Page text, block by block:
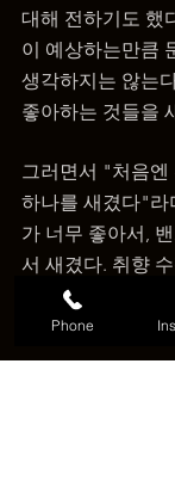
대해 전하기도 했
이 예상하는만큼
생각하지는 않는
좋아하는 것들을
그러면서 "처음엔
하나를 새겼다"
가 너무 좋아서,
서 새겼다. 취향
고 설명했다.
Phone